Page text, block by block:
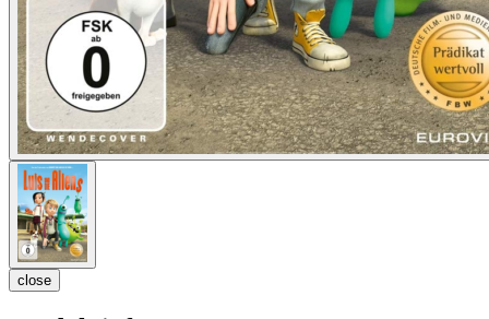
close